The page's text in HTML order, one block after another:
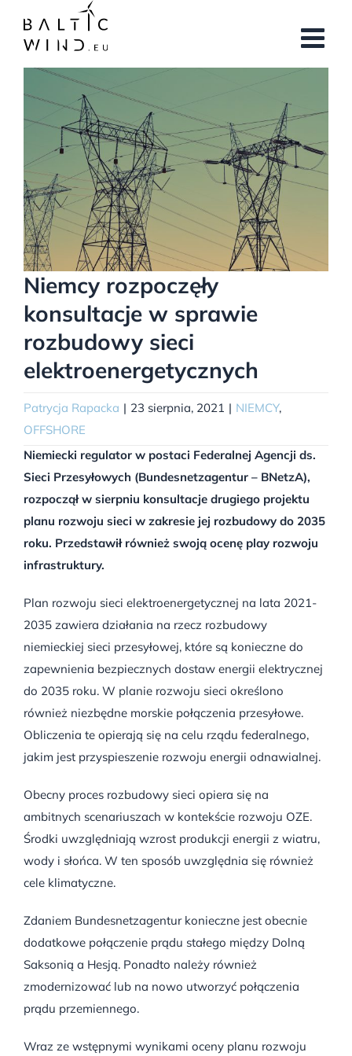
zawartości
Pokaż
większy
obrazek
Niemcy rozpoczęły
konsultacje w sprawie
rozbudowy sieci
elektroenergetycznych
Patrycja Rapacka | 23 sierpnia, 2021 | NIEMCY,
OFFSHORE
Niemiecki regulator w postaci Federalnej Agencji ds.
Sieci Przesyłowych (Bundesnetzagentur – BNetzA),
rozpoczął w sierpniu konsultacje drugiego projektu
planu rozwoju sieci w zakresie jej rozbudowy do 2035
roku. Przedstawił również swoją ocenę play rozwoju
infrastruktury.
Plan rozwoju sieci elektroenergetycznej na lata 2021-
2035 zawiera działania na rzecz rozbudowy
niemieckiej sieci przesyłowej, które są konieczne do
zapewnienia bezpiecznych dostaw energii elektrycznej
do 2035 roku. W planie rozwoju sieci określono
również niezbędne morskie połączenia przesyłowe.
Obliczenia te opierają się na celu rządu federalnego,
jakim jest przyspieszenie rozwoju energii odnawialnej.
Obecny proces rozbudowy sieci opiera się na
ambitnych scenariuszach w kontekście rozwoju OZE.
Środki uwzględniają wzrost produkcji energii z wiatru,
wody i słońca. W ten sposób uwzględnia się również
cele klimatyczne.
Zdaniem Bundesnetzagentur konieczne jest obecnie
dodatkowe połączenie prądu stałego między Dolną
Saksonią a Hesją. Ponadto należy również
zmodernizować lub na nowo utworzyć połączenia
prądu przemiennego.
Wraz ze wstępnymi wynikami oceny planu rozwoju